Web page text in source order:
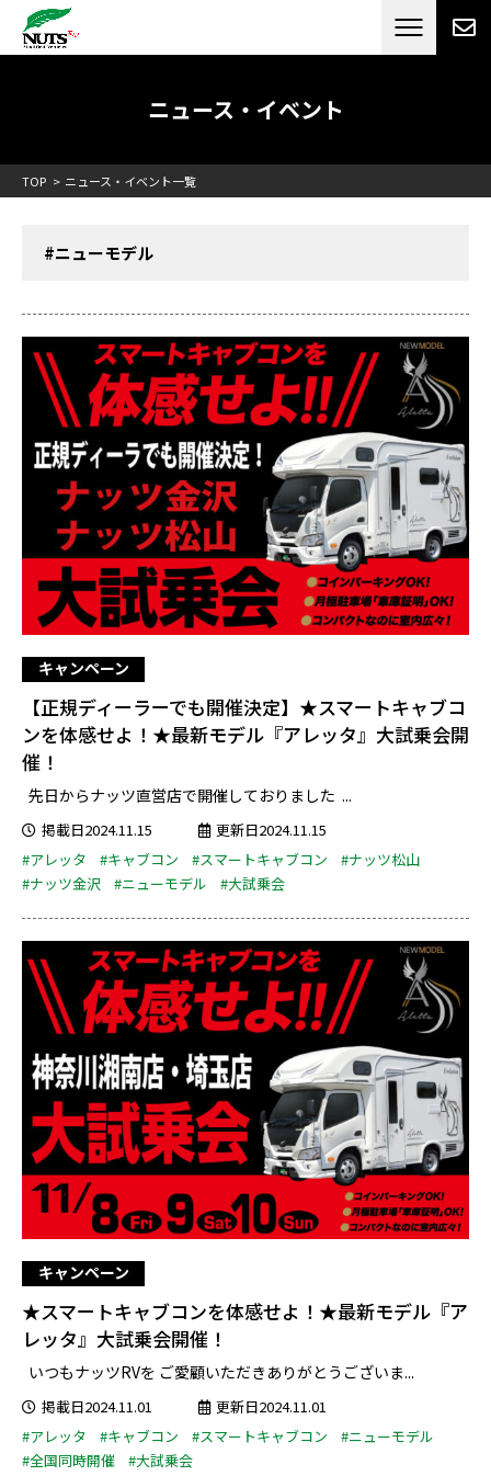
日本最大級のキャンピングカーメーカー
RV[テレビCM放送]
ニュース・イベント
TOP ニュース・イベント一覧
#ニューモデル
キャンペーン
【正規ディーラーでも開催決定】★スマートキャブコ
ンを体感せよ！★最新モデル『アレッタ』大試乗会開
催！
先日からナッツ直営店で開催しておりました ...
掲載日2024.11.15
更新日2024.11.15
#アレッタ
#キャブコン #スマートキャブコン
#ナッツ松山
#ナッツ金沢
#ニューモデル #大試乗会
キャンペーン
★スマートキャブコンを体感せよ！★最新モデル『ア
レッタ』大試乗会開催！
いつもナッツRVを ご愛顧いただきありがとうございま...
掲載日2024.11.01
更新日2024.11.01
#アレッタ
#キャブコン #スマートキャブコン
#ニューモデル
#全国同時開催
#大試乗会